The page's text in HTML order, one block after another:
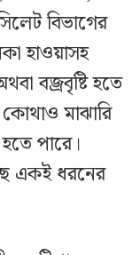
বিভাগের
হাওয়াসহ
বজ্রবৃষ্টি হতে
মাঝারি
পারে।
একই ধরনের